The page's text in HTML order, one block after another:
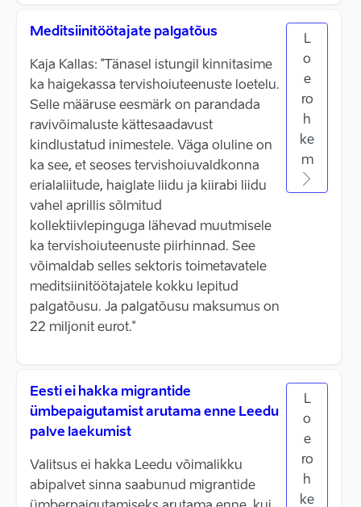
Meditsiinitöötajate palgatõus
Kaja Kallas: "Tänasel istungil kinnitasime
ka haigekassa tervishoiuteenuste loetelu.
Selle määruse eesmärk on parandada
ravivõimaluste kättesaadavust
kindlustatud inimestele. Väga oluline on
ka see, et seoses tervishoiuvaldkonna
erialaliitude, haiglate liidu ja kiirabi liidu
vahel aprillis sõlmitud
kollektiivlepinguga lähevad muutmisele
ka tervishoiuteenuste piirhinnad. See
võimaldab selles sektoris toimetavatele
meditsiinitöötajatele kokku lepitud
palgatõusu. Ja palgatõusu maksumus on
22 miljonit eurot."
L
o
e
ro
h
ke
m
Eesti ei hakka migrantide
ümbepaigutamist arutama enne Leedu
palve laekumist
Valitsus ei hakka Leedu võimalikku
abipalvet sinna saabunud migrantide
L
o
e
ro
h
ke